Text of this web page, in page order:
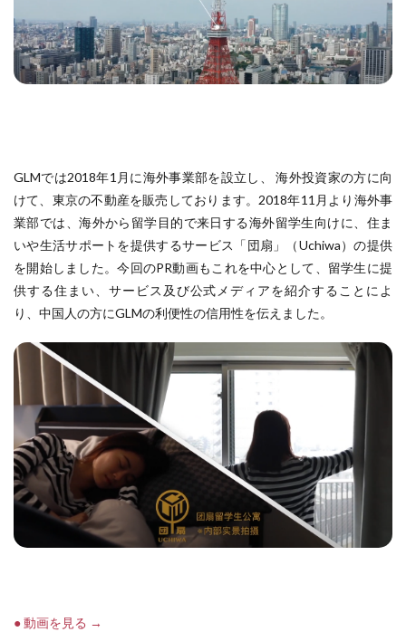
GLMでは2018年1月に海外事業部を設立し、 海外投資家の方に向
けて、東京の不動産を販売しております。2018年11月より海外事
業部では、海外から留学目的で来日する海外留学生向けに、住ま
いや生活サポートを提供するサービス「団扇」（Uchiwa）の提供
を開始しました。今回のPR動画もこれを中心として、留学生に提
供する住まい、サービス及び公式メディアを紹介することによ
り、中国人の方にGLMの利便性の信用性を伝えました。
●動画を見る →